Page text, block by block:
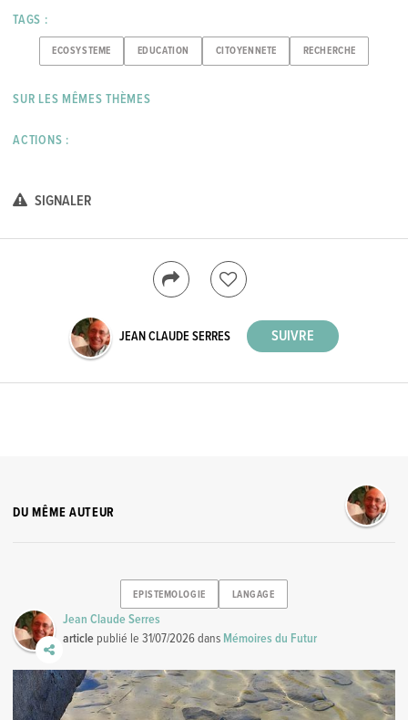
TAGS :
ECOSYSTEME EDUCATION CITOYENNETE RECHERCHE
SUR LES MÊMES THÈMES
ACTIONS :
SIGNALER
JEAN CLAUDE SERRES
DU MÊME AUTEUR
EPISTEMOLOGIE LANGAGE
Jean Claude Serres
article publié le31/07/2026dans Mémoires du Futur